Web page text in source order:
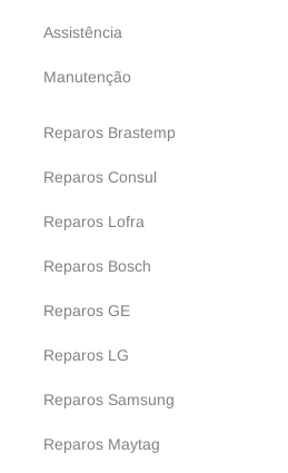
Assistência
Manutenção
Reparos Brastemp
Reparos Consul
Reparos Lofra
Reparos Bosch
Reparos GE
Reparos LG
Reparos Samsung
Reparos Maytag